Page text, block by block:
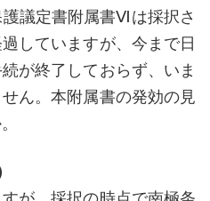
議定書附属書Ⅵは採択さ
していますが、今まで日
が終了しておらず、いま
ん。本附属書の発効の見